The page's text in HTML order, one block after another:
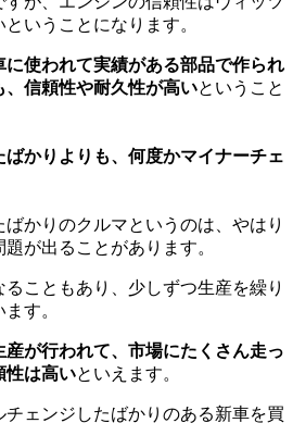
いうことになります。
に使われて実績がある部品で作られ
信頼性や耐久性が高いということ
ばかりよりも、何度かマイナーチェ
かりのクルマというのは、やはり
が出ることがあります。
こともあり、少しずつ生産を繰り
す。
産が行われて、市場にたくさん走っ
性は高いといえます。
ェンジしたばかりのある新車を買